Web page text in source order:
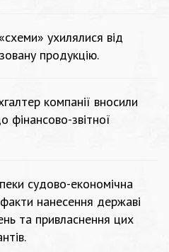
ухилялися від
продукцію.
компанії вносили
фінансово-звітної
судово-економічна
нанесення державі
та привласнення цих